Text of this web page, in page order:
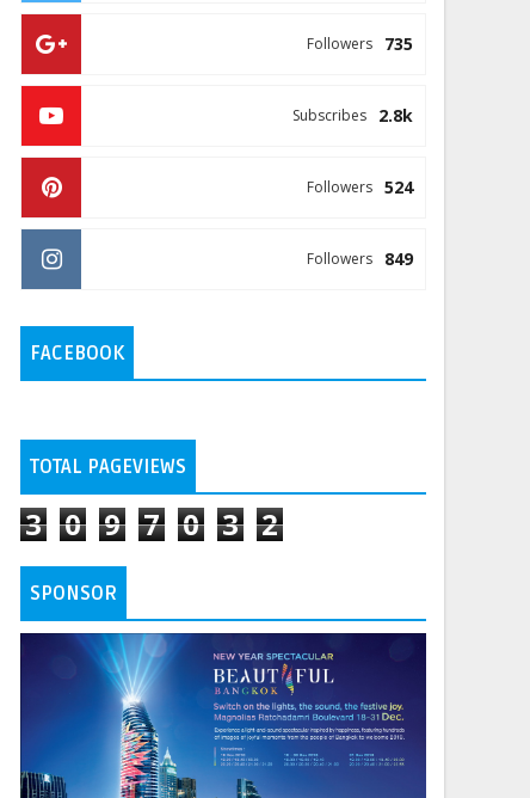
735
Followers
2.8k
Subscribes
524
Followers
849
Followers
FACEBOOK
TOTAL PAGEVIEWS
3 0 9 7 0 3 2
SPONSOR